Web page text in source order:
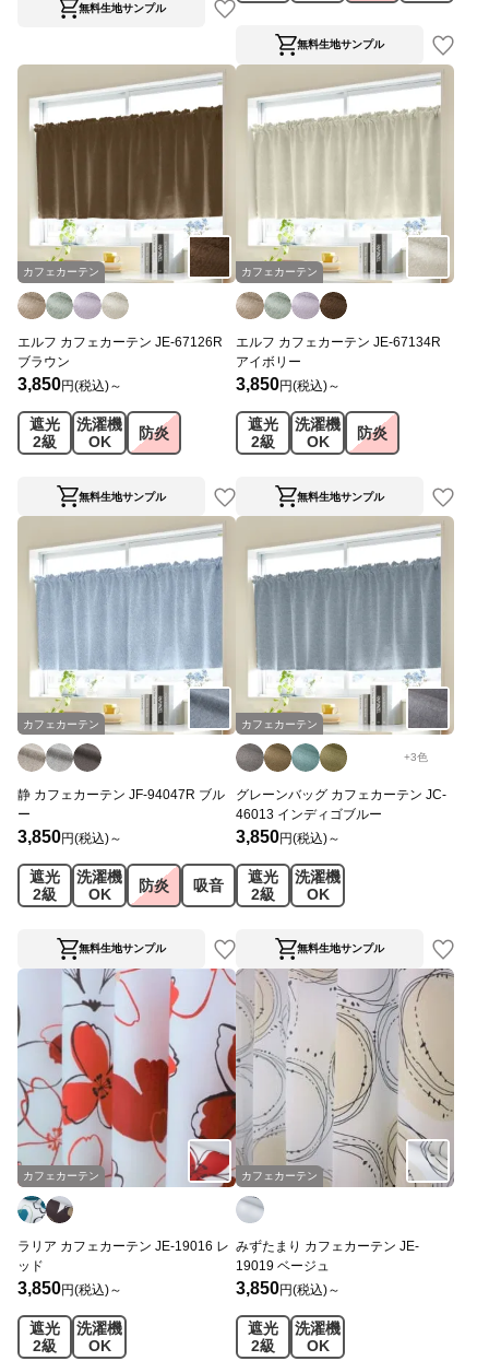
無料生地サンプル
無料生地サンプル
カフェカーテン
エルフ カフェカーテン JE-67126R
ブラウン
3,850円(税込)～
遮光
2級
洗濯機
OK
防炎
無料生地サンプル
カフェカーテン
エルフ カフェカーテン JE-67134R
アイボリー
3,850円(税込)～
遮光
2級
洗濯機
OK
防炎
無料生地サンプル
カフェカーテン
静 カフェカーテン JF-94047R ブル
ー
3,850円(税込)～
遮光
2級
洗濯機
OK
防炎 吸音
無料生地サンプル
カフェカーテン
+3色
グレーンバッグ カフェカーテン JC-
46013 インディゴブルー
3,850円(税込)～
遮光
2級
洗濯機
OK
無料生地サンプル
カフェカーテン
ラリア カフェカーテン JE-19016 レ
ッド
3,850円(税込)～
遮光
2級
洗濯機
OK
カフェカーテン
みずたまり カフェカーテン JE-
19019 ベージュ
3,850円(税込)～
遮光
2級
洗濯機
OK